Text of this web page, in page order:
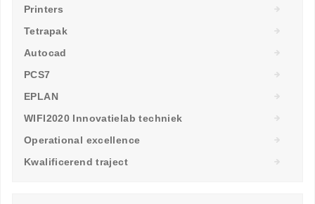
Printers
Tetrapak
Autocad
PCS7
EPLAN
WIFI2020 Innovatielab techniek
Operational excellence
Kwalificerend traject